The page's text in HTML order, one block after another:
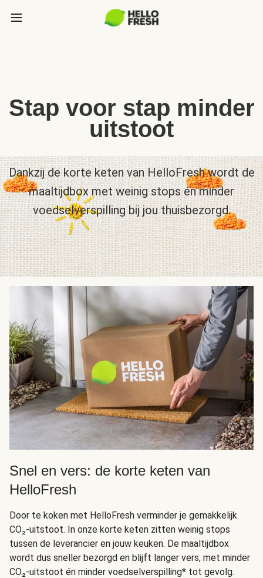
Stap voor stap minder
uitstoot
Dankzij de korte keten van HelloFresh wordt de
maaltijdbox met weinig stops én minder
voedselverspilling bij jou thuisbezorgd.
Snel en vers: de korte keten van
HelloFresh
Door te koken met HelloFresh verminder je gemakkelijk
CO₂-uitstoot. In onze korte keten zitten weinig stops
tussen de leverancier en jouw keuken. De maaltijdbox
wordt dus sneller bezorgd en blijft langer vers, met minder
CO₂-uitstoot én minder voedselverspilling* tot gevolg.